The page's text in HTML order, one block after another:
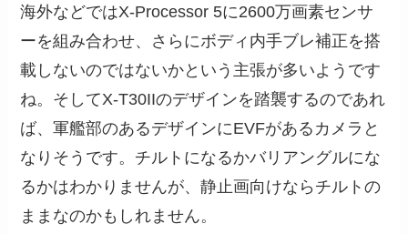
海外などではX-Processor 5に2600万画素センサ
ーを組み合わせ、さらにボディ内手ブレ補正を搭
載しないのではないかという主張が多いようです
ね。そしてX-T30IIのデザインを踏襲するのであれ
ば、軍艦部のあるデザインにEVFがあるカメラと
なりそうです。チルトになるかバリアングルにな
るかはわかりませんが、静止画向けならチルトの
ままなのかもしれません。